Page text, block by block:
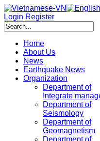
Login Register
Home
About Us
News
Earthquake News
Organization
Department of
Integrate
Department of
Seismology
Department of
Geomagnetism
Department of